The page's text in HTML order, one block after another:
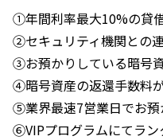
①年間利率最大10%の貸
②セキュリティ機関との
③お預かりしている暗号
④暗号資産の返還手数料
⑤業界最速7営業日でお
⑥VIPプログラムにてラン